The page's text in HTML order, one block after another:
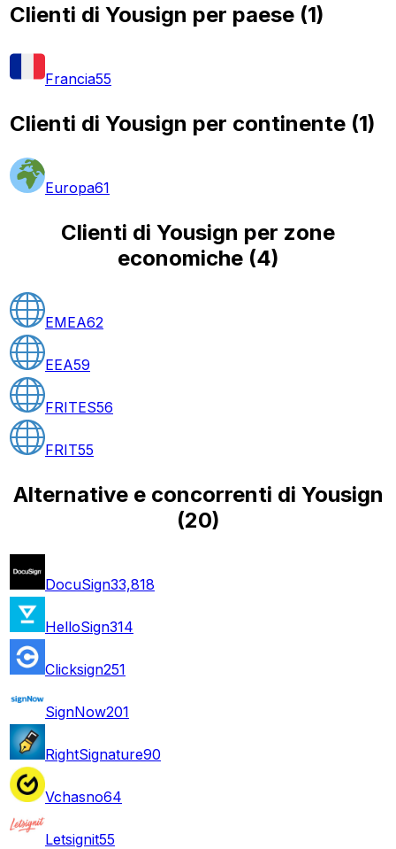
Clienti di Yousign per paese (1)
Francia55
Clienti di Yousign per continente (1)
Europa61
Clienti di Yousign per zone
economiche(4)
EMEA62
EEA59
FRITES56
FRIT55
Alternative e concorrenti di Yousign
(20)
DocuSign33,818
HelloSign314
Clicksign251
SignNow201
RightSignature90
Vchasno64
Letsignit55